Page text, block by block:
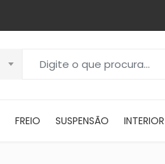
FREIO SUSPENSÃO INTERIOR